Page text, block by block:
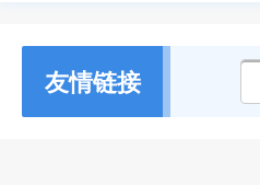
友情链接